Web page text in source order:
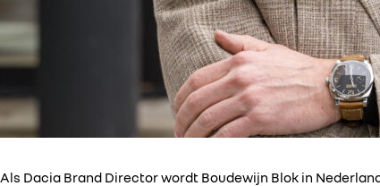
Als Dacia Brand Director wordt Boudewijn Blok in